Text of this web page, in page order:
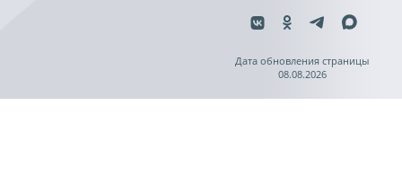
Дата обновления страницы
08.08.2026